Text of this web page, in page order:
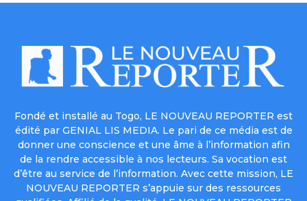
Fondé et installé au Togo, LE NOUVEAU REPORTER est
édité par GENIAL LIS MEDIA. Le pari de ce média est de
donner une conscience et une âme à l’information afin
de la rendre accessible à nos lecteurs. Sa vocation est
d’être au service de l’information. Avec cette mission, LE
NOUVEAU REPORTER s’appuie sur des ressources